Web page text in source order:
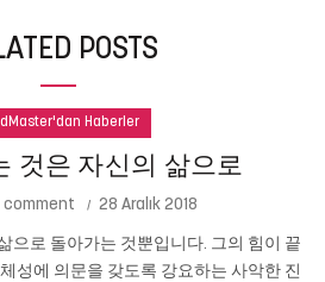
POSTS
Haberler
것은 자신의 삶으로
comment 28 Aralık 2018
으로 돌아가는 것뿐입니다. 그의 힘이 끝
성에 의문을 갖도록 강요하는 사악한 진